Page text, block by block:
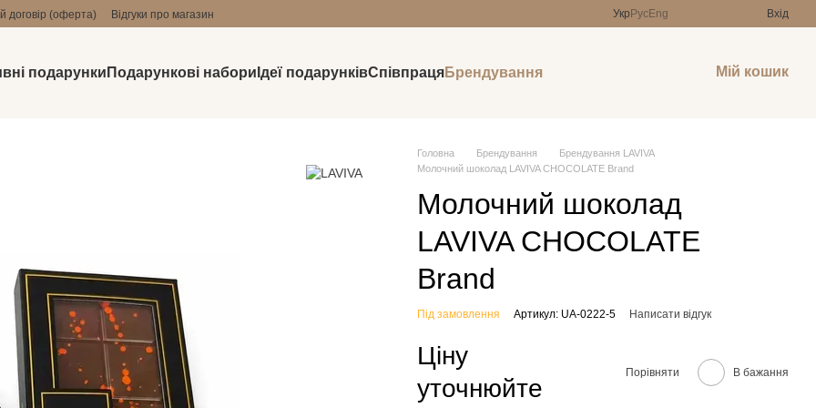
договір (оферта) Відгуки про магазин Укр РусEng Вхід
подарунки Подарункові набори Ідеї подарунківСпівпрацяБрендування Мій кошик
Головна Брендування
Брендування LAVIVA
Молочний шоколад LAVIVA CHOCOLATE Brand
Молочний шоколад
LAVIVA CHOCOLATE
Brand
Під замовлення Артикул: UA-0222-5 Написати відгук
Ціну
уточнюйте
Порівняти В бажання